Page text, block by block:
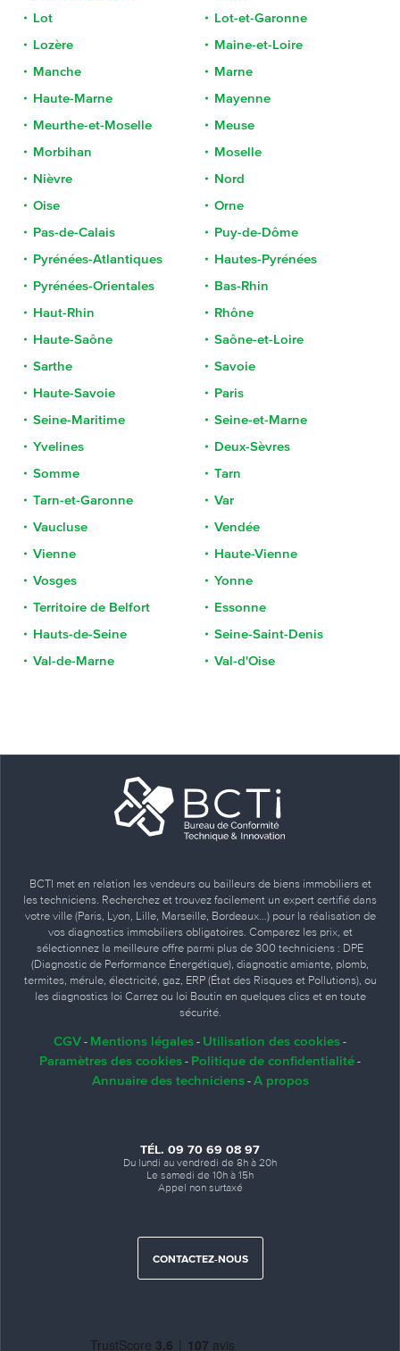
Lot
Lot-et-Garonne
Lozère
Maine-et-Loire
Manche
Marne
Haute-Marne
Mayenne
Meurthe-et-Moselle
Meuse
Morbihan
Moselle
Nièvre
Nord
Oise
Orne
Pas-de-Calais
Puy-de-Dôme
Pyrénées-Atlantiques
Hautes-Pyrénées
Pyrénées-Orientales
Bas-Rhin
Haut-Rhin
Rhône
Haute-Saône
Saône-et-Loire
Sarthe
Savoie
Haute-Savoie
Paris
Seine-Maritime
Seine-et-Marne
Yvelines
Deux-Sèvres
Somme
Tarn
Tarn-et-Garonne
Var
Vaucluse
Vendée
Vienne
Haute-Vienne
Vosges
Yonne
Territoire de Belfort
Essonne
Hauts-de-Seine
Seine-Saint-Denis
Val-de-Marne
Val-d'Oise
BCTI met en relation les vendeurs ou bailleurs de biens immobiliers et
les techniciens. Recherchez et trouvez facilement un expert certifié dans
votre ville (Paris, Lyon, Lille, Marseille, Bordeaux…) pour la réalisation de
vos diagnostics immobiliers obligatoires. Comparez les prix, et
sélectionnez la meilleure offre parmi plus de 300 techniciens : DPE
(Diagnostic de Performance Énergétique), diagnostic amiante, plomb,
termites, mérule, électricité, gaz, ERP (État des Risques et Pollutions), ou
les diagnostics loi Carrez ou loi Boutin en quelques clics et en toute
sécurité.
CGV - Mentions légales - Utilisation des cookies -
Paramètres des cookies - Politique de confidentialité -
Annuaire des techniciens- A propos
TÉL. 09 70 69 08 97
Du lundi au vendredi de 8h à 20h
Le samedi de 10h à 15h
Appel non surtaxé
CONTACTEZ-NOUS